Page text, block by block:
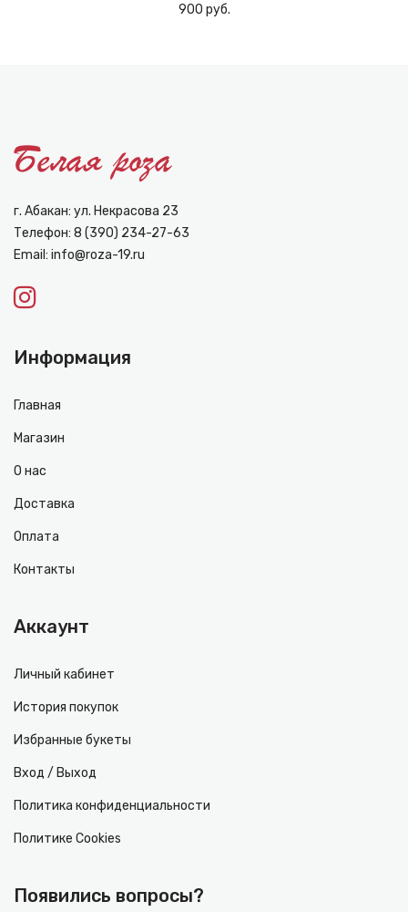
900 руб.
г. Абакан: ул. Некрасова 23
Телефон: 8 (390) 234-27-63
Email: info@roza-19.ru
Информация
Главная
Магазин
О нас
Доставка
Оплата
Контакты
Аккаунт
Личный кабинет
История покупок
Избранные букеты
Вход / Выход
Политика конфиденциальности
Политике Cookies
Появились вопросы?